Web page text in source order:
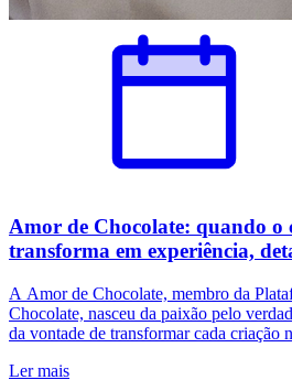
Amor de Chocolate: quando o
transforma em experiência,
A Amor de Chocolate, membro da
Chocolate, nasceu da paixão pelo
da vontade de transformar cada criação
própria.
Ler mais